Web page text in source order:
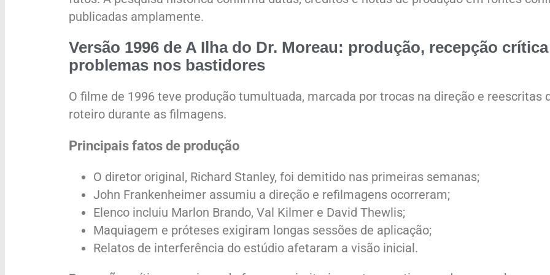
publicadas amplamente.
Versão 1996 de A Ilha do Dr. Moreau: produção, recepção
problemas nos bastidores
O filme de 1996 teve produção tumultuada, marcada por trocas na direção e reescritas
roteiro durante as filmagens.
Principais fatos de produção
O diretor original, Richard Stanley, foi demitido nas primeiras semanas;
John Frankenheimer assumiu a direção e refilmagens ocorreram;
Elenco incluiu Marlon Brando, Val Kilmer e David Thewlis;
Maquiagem e próteses exigiram longas sessões de aplicação;
Relatos de interferência do estúdio afetaram a visão inicial.